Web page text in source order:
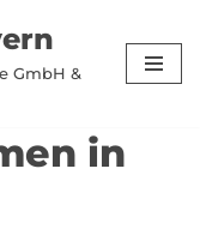
GmbH &
in